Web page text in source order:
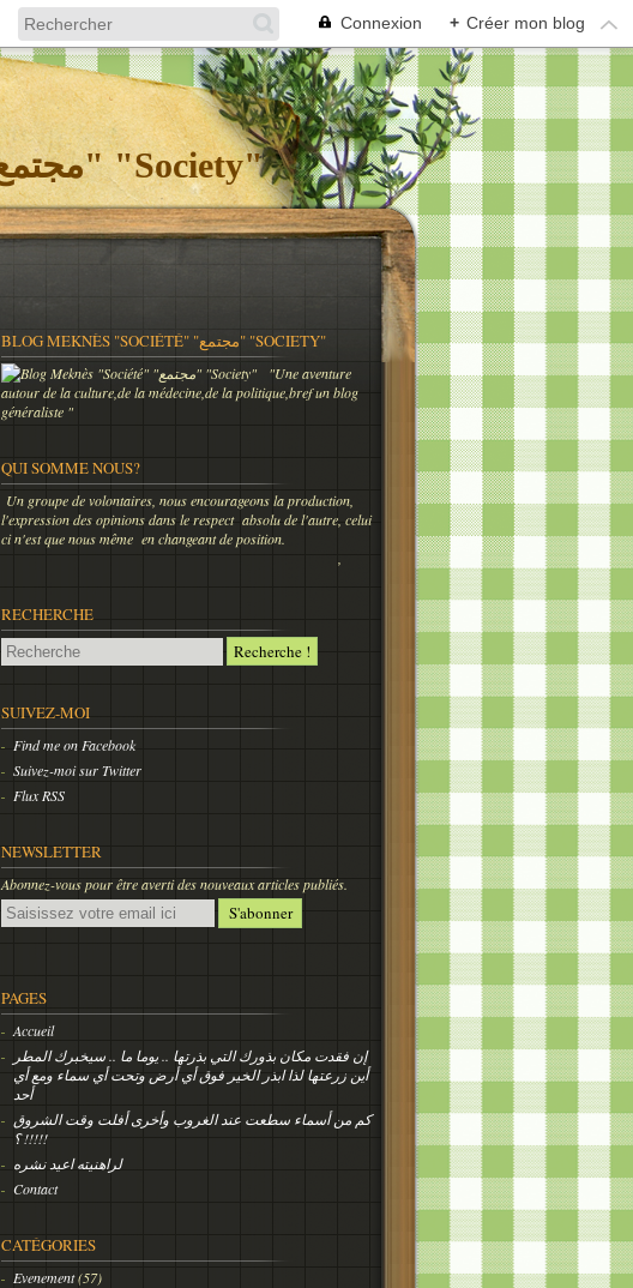
Connexion + Créer mon blog
Blog Meknès "Société" "مجتمع" "Society"
BLOG MEKNÈS "SOCIÉTÉ" "مجتمع" "SOCIETY"
"Une aventure
autour de la culture,de la médecine,de la politique,bref un blog
généraliste "
QUI SOMME NOUS?
Un groupe de volontaires, nous encourageons la production,
l'expression des opinions dans le respect absolu de l'autre, celui
ci n'est que nous même en changeant de position.
RECHERCHE
SUIVEZ-MOI
Find me on Facebook
Suivez-moi sur Twitter
Flux RSS
NEWSLETTER
Abonnez-vous pour être averti des nouveaux articles publiés.
Email
PAGES
Accueil
إن فقدت مكان بذورك التي بذرتها .. يوما ما .. سيخبرك المطر
أين زرعتها لذا ابذر الخير فوق أي أرض وتحت أي سماء ومع أي
أحد
كم من أسماء سطعت عند الغروب وأخرى أفلت وقت الشروق
!!!!! ؟
لراهنيته اعيد نشره
Contact
CATÉGORIES
Evenement(57)